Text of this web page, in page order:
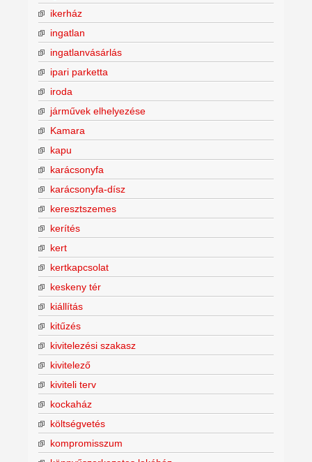
ikerház
ingatlan
ingatlanvásárlás
ipari parketta
iroda
járművek elhelyezése
Kamara
kapu
karácsonyfa
karácsonyfa-dísz
keresztszemes
kerítés
kert
kertkapcsolat
keskeny tér
kiállítás
kitűzés
kivitelezési szakasz
kivitelező
kiviteli terv
kockaház
költségvetés
kompromisszum